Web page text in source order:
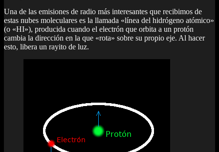
Una de las emisiones de radio más interesantes que recibimos de
estas nubes moleculares es la llamada «línea del hidrógeno atómico»
(o «HI»), producida cuando el electrón que orbita a un protón
cambia la dirección en la que «rota» sobre su propio eje. Al hacer
esto, libera un rayito de luz.